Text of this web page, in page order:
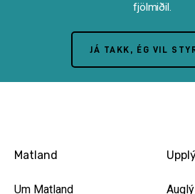
fjölmiðil.
JÁ TAKK, ÉG VIL
Matland
Um Matland